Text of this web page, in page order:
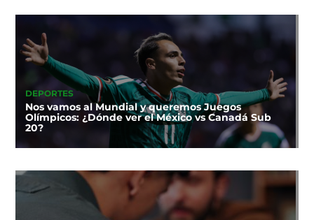
DEPORTES
Nos vamos al Mundial y queremos Juegos
Olímpicos: ¿Dónde ver el México vs Canadá Sub
20?